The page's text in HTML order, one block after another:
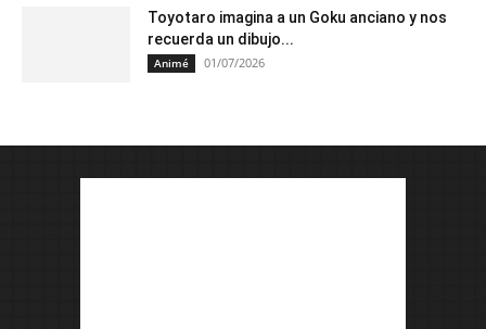
Toyotaro imagina a un Goku anciano y nos
recuerda un dibujo...
Animé 01/07/2026